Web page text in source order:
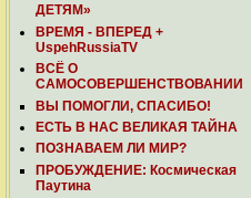
ДЕТЯМ»
ВРЕМЯ - ВПЕРЕД +
UspehRussiaTV
ВСЁ О
САМОСОВЕРШЕНСТВОВАНИИ
ВЫ ПОМОГЛИ, СПАСИБО!
ЕСТЬ В НАС ВЕЛИКАЯ ТАЙНА
ПОЗНАВАЕМ ЛИ МИР?
ПРОБУЖДЕНИЕ: Космическая
Паутина